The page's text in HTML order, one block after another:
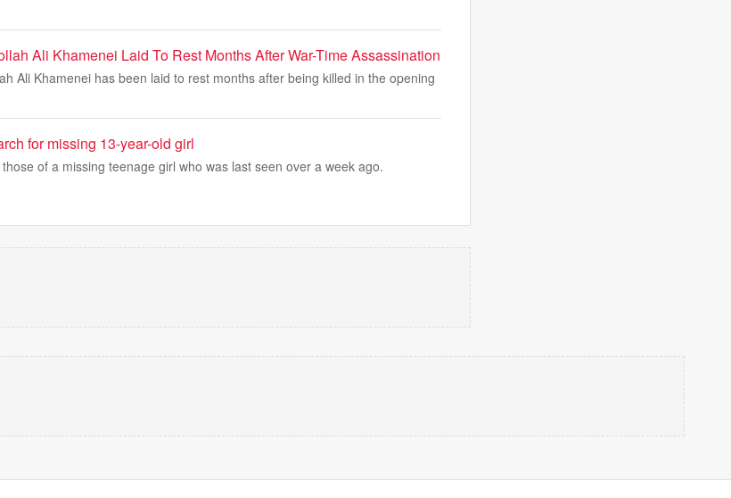
Ali Khamenei Laid To Rest Months After War-Time Assassination
Ali Khamenei has been laid to rest months after being killed in the opening
for missing 13-year-old girl
of a missing teenage girl who was last seen over a week ago.